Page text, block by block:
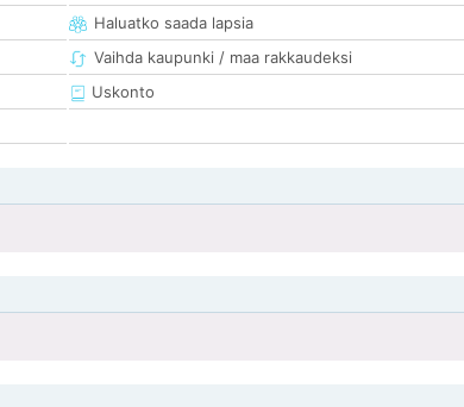
Haluatko saada lapsia
Vaihda kaupunki / maa rakkaudeksi
Uskonto